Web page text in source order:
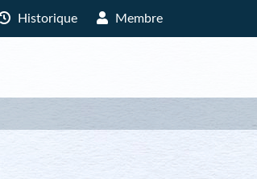
Historique Membre